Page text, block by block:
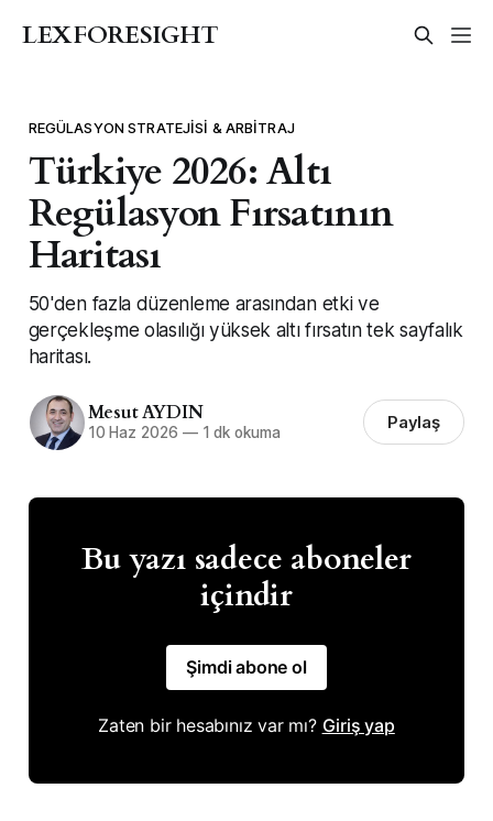
LEXFORESIGHT
REGÜLASYON STRATEJISI & ARBITRAJ
Türkiye 2026: Altı
Regülasyon Fırsatının
Haritası
50'den fazla düzenleme arasından etki ve
gerçekleşme olasılığı yüksek altı fırsatın tek sayfalık
haritası.
Mesut AYDIN
10 Haz 2026 —1 dk okuma Paylaş
Bu yazı sadece aboneler
içindir
Şimdi abone ol
Zaten bir hesabınız var mı? Giriş yap